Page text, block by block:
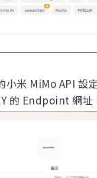
米 MiMo API 設
的 Endpoint 網址